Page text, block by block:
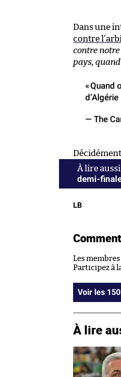
Dans une
contre
contre
pays,
« Quand
— The
demi-
LB
Les
Participez à
À lire